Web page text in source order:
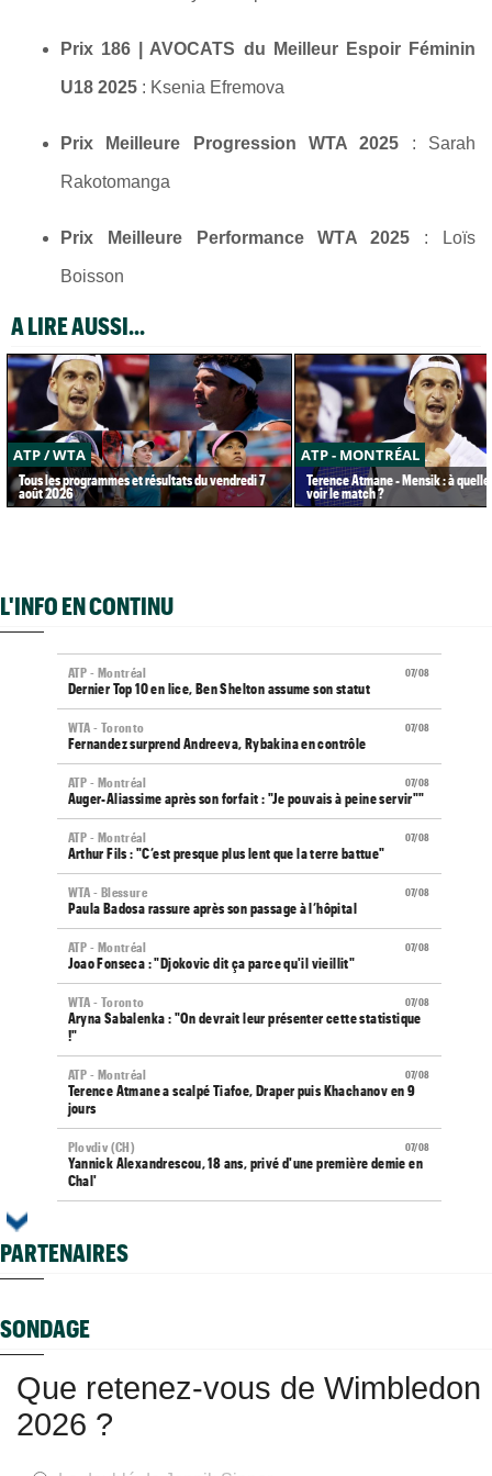
Prix 186 | AVOCATS du Meilleur Espoir Féminin
U18 2025 : Ksenia Efremova
Prix Meilleure Progression WTA 2025 : Sarah
Rakotomanga
Prix Meilleure Performance WTA 2025 : Loïs
Boisson
A LIRE AUSSI...
ATP / WTA
Tous les programmes et résultats du vendredi 7
août 2026
ATP - MONTRÉAL
Terence Atmane - Mensik : à
voir le match ?
L'INFO EN CONTINU
07/08
ATP - Montréal
Dernier Top 10 en lice, Ben Shelton assume son statut
07/08
WTA - Toronto
Fernandez surprend Andreeva, Rybakina en contrôle
07/08
ATP - Montréal
Auger-Aliassime après son forfait : "Je pouvais à peine servir""
07/08
ATP - Montréal
Arthur Fils : "C’est presque plus lent que la terre battue"
07/08
WTA - Blessure
Paula Badosa rassure après son passage à l’hôpital
07/08
ATP - Montréal
Joao Fonseca : "Djokovic dit ça parce qu'il vieillit"
07/08
WTA - Toronto
Aryna Sabalenka : "On devrait leur présenter cette statistique
!"
07/08
ATP - Montréal
Terence Atmane a scalpé Tiafoe, Draper puis Khachanov en 9
jours
07/08
Plovdiv (CH)
Yannick Alexandrescou, 18 ans, privé d'une première demie en
Chal'
ATP - Montréal
07/08
Istanbul (CH)
Deux Français dans le dernier carré en Turquie
Carnet Rose
PARTENAIRES
SONDAGE
Que retenez-vous de Wimbledon
2026 ?